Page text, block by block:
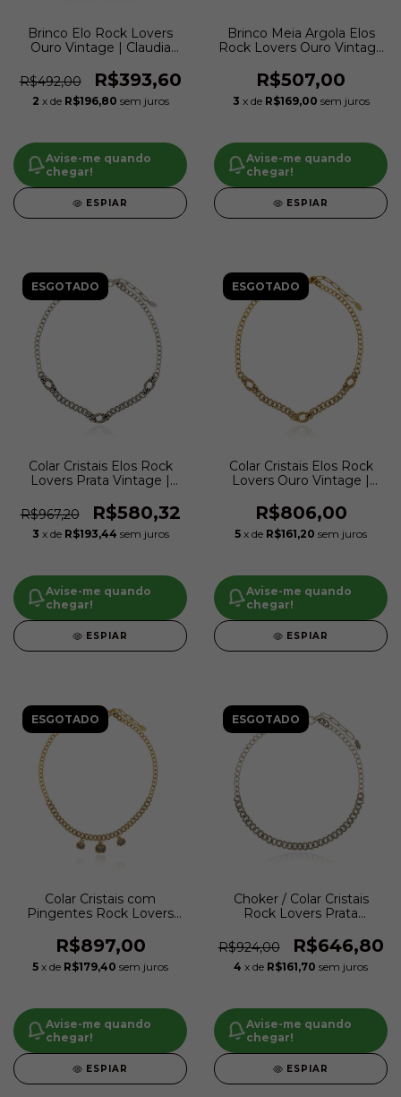
Brinco Elo Rock Lovers
Ouro Vintage | Claudia
R$492,00
R$393,60
2 x de R$196,80 sem juros
Avise-me quando
chegar!
ESPIAR
Brinco Meia Argola Elos
Rock Lovers Ouro Vintage
R$507,00
3 x de R$169,00 sem juros
Avise-me quando
chegar!
ESPIAR
ESGOTADO
Colar Cristais Elos Rock
Lovers Prata Vintage |
R$967,20
R$580,32
3 x de R$193,44 sem juros
Avise-me quando
chegar!
ESPIAR
ESGOTADO
Colar Cristais Elos Rock
Lovers Ouro Vintage |
R$806,00
5 x de R$161,20 sem juros
Avise-me quando
chegar!
ESPIAR
ESGOTADO
Colar Cristais com
Pingentes Rock Lovers
Arbex
R$897,00
5 x de R$179,40 sem juros
Avise-me quando
chegar!
ESPIAR
ESGOTADO
Choker / Colar Cristais
Rock Lovers Prata
R$924,00
R$646,80
4 x de R$161,70 sem juros
Avise-me quando
chegar!
ESPIAR